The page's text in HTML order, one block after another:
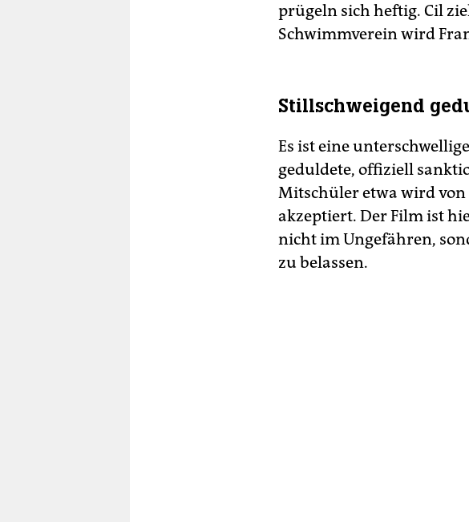
prügeln sich heftig. Cil
Schwimmverein wird
Stillschweigend
Es ist eine
geduldete, offiziell
Mitschüler etwa wird
akzeptiert. Der Film ist
nicht im Ungefähren,
zu belassen.